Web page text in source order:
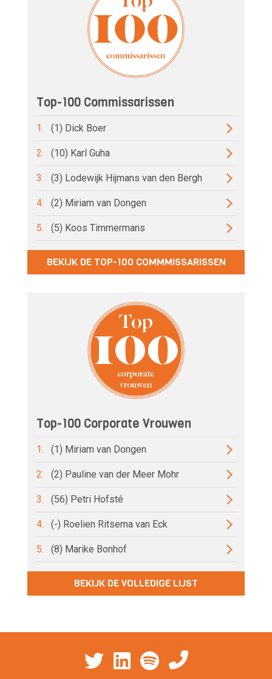
Top-100 Commissarissen
1. (1) Dick Boer
2. (10) Karl Guha
3. (3) Lodewijk Hijmans van den Bergh
4. (2) Miriam van Dongen
5. (5) Koos Timmermans
BEKIJK DE TOP-100 COMMMISSARISSEN
Top-100 Corporate Vrouwen
1. (1) Miriam van Dongen
2. (2) Pauline van der Meer Mohr
3. (56) Petri Hofsté
4. (-) Roelien Ritsema van Eck
5. (8) Marike Bonhof
BEKIJK DE VOLLEDIGE LIJST